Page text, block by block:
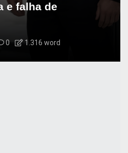
e falha de
0 1.316 word